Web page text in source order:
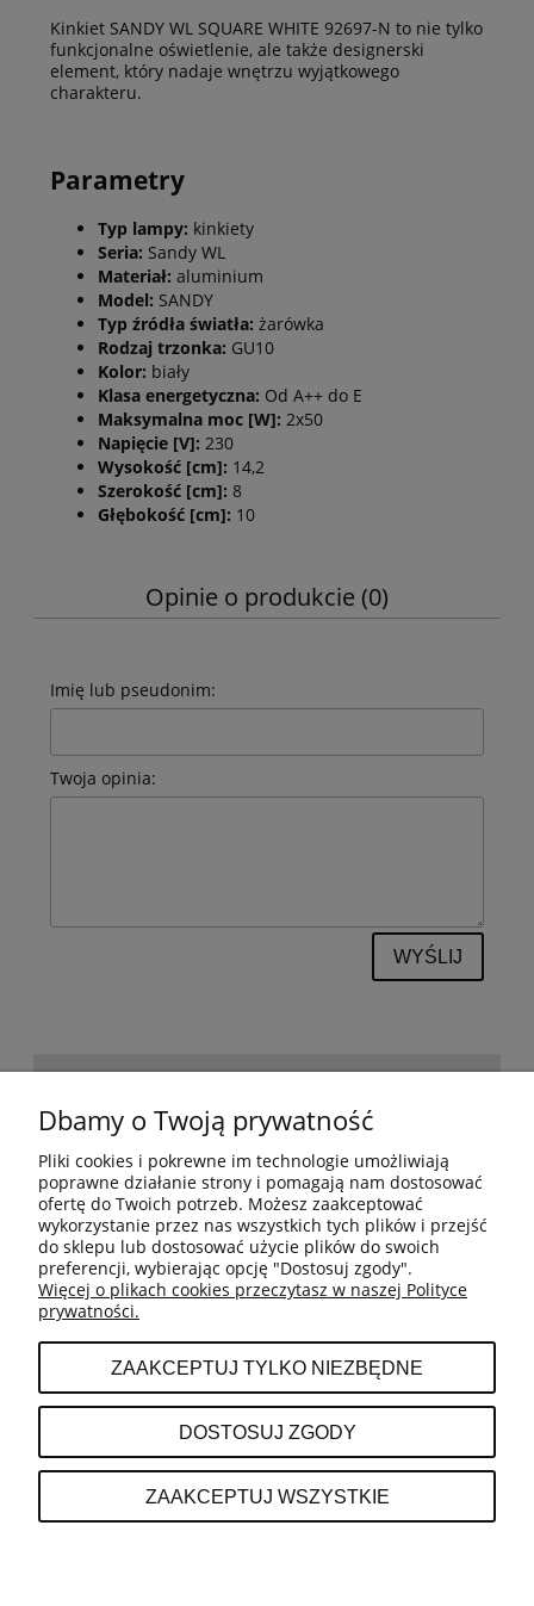
Kinkiet SANDY WL SQUARE WHITE 92697-N to nie tylko
funkcjonalne oświetlenie, ale także designerski
element, który nadaje wnętrzu wyjątkowego
charakteru.
Parametry
Typ lampy: kinkiety
Seria: Sandy WL
Materiał: aluminium
Model: SANDY
Typ źródła światła: żarówka
Rodzaj trzonka: GU10
Kolor: biały
Klasa energetyczna: Od A++ do E
Maksymalna moc [W]: 2x50
Napięcie [V]: 230
Wysokość [cm]: 14,2
Szerokość [cm]: 8
Głębokość [cm]: 10
Opinie o produkcie (0)
Imię lub pseudonim:
Twoja opinia:
WYŚLIJ
BESTSELLERY
MOJE KONTO
INFORMACJE
O NAS
Dbamy o Twoją prywatność
Pliki cookies i pokrewne im technologie umożliwiają
poprawne działanie strony i pomagają nam dostosować
ofertę do Twoich potrzeb. Możesz zaakceptować
wykorzystanie przez nas wszystkich tych plików i przejść
do sklepu lub dostosować użycie plików do swoich
preferencji, wybierając opcję "Dostosuj zgody".
Więcej o plikach cookies przeczytasz w naszej Polityce
prywatności.
ZAAKCEPTUJ TYLKO NIEZBĘDNE
DOSTOSUJ ZGODY
ZAAKCEPTUJ WSZYSTKIE